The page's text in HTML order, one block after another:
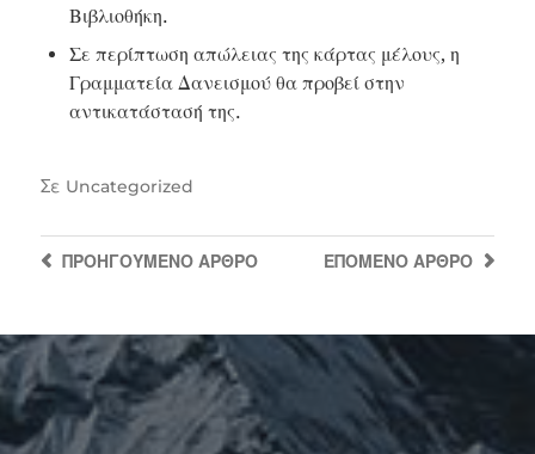
Βιβλιοθήκη.
Σε περίπτωση απώλειας της κάρτας μέλους, η
Γραμματεία Δανεισμού θα προβεί στην
αντικατάστασή της.
Σε Uncategorized
ΕΠΌΜΕΝΟ ΆΡΘΡΟ
ΠΡΟΗΓΟΎΜΕΝΟΆΡΘΡΟ